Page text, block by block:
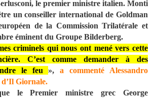
le premier ministre italien. Monti
un conseiller international de Goldman
de la Commission Trilatérale et
éminent du Groupe Bilderberg.
criminels qui nous ont mené vers cette
C’est comme demander à des
le feu»,a commenté Alessandro
Giornale.
le Premier ministre grec George